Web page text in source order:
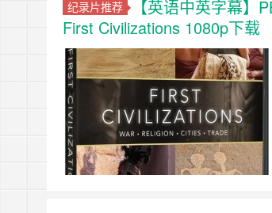
纪录片推荐
【英语中英字幕
First Civilizations 1080p下载